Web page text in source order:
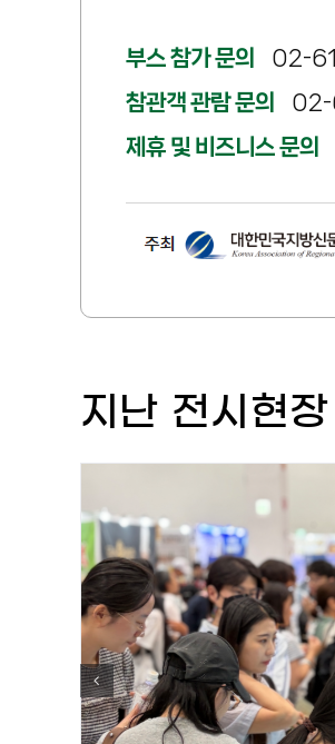
부스 참가 문의
02-
참관객 관람 문의
02-
제휴 및 비즈니스 문의
지난 전시현장